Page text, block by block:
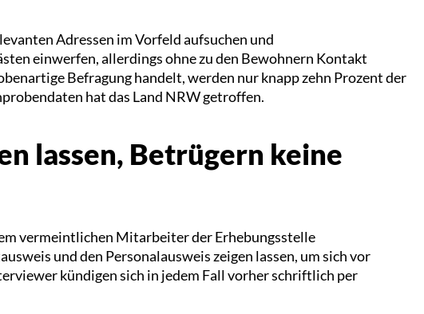
Adressen im Vorfeld aufsuchen und
einwerfen, allerdings ohne zu den Bewohnern Kontakt
Befragung handelt, werden nur knapp zehn Prozent der
hat das Land NRW getroffen.
lassen, Betrügern keine
vermeintlichen Mitarbeiter der Erhebungsstelle
und den Personalausweis zeigen lassen, um sich vor
kündigen sich in jedem Fall vorher schriftlich per